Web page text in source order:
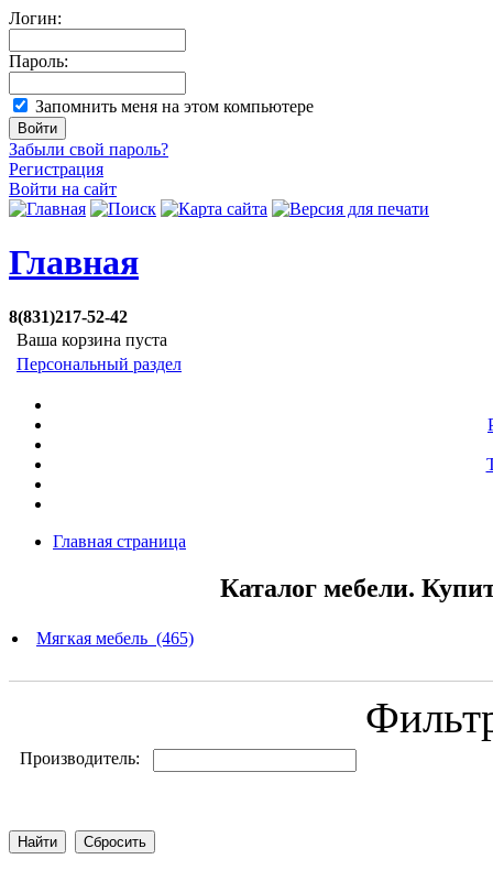
Логин:
Пароль:
Запомнить меня на этом компьютере
Забыли свой пароль?
Регистрация
Войти на сайт
Главная
8(831)217-52-42
Ваша корзина пуста
Персональный раздел
Главная страница
Каталог мебели.
Мягкая мебель (465)
Производитель: